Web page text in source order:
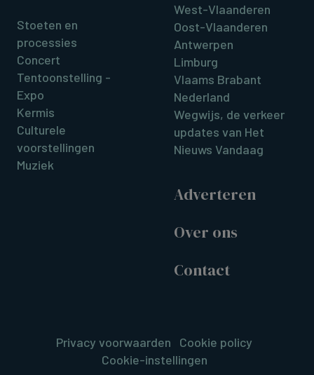
Stoeten en
processies
Concert
Tentoonstelling -
Expo
Kermis
Culturele
voorstellingen
Muziek
West-Vlaanderen
Oost-Vlaanderen
Antwerpen
Limburg
Vlaams Brabant
Nederland
Wegwijs, de verkeer
updates van Het
Nieuws Vandaag
Adverteren
Over ons
Contact
Privacy voorwaarden
Cookie policy
Cookie-instellingen